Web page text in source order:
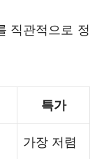
직관적으로 정
특가
가장 저렴